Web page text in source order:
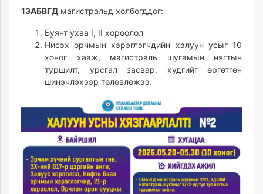
tvmongolia.mn
unegui.mn
13АБВГД магистральд холбогддог:
Буянт ухаа I, II хороолол
Нисэх орчмын хэрэглэгчдийн халуун усыг 10
хоног хааж, магистраль шугамын нягтын
туршилт, урсгал засвар, худгийг өргөтгөн
шинэчлэхээр төлөвлөжээ.